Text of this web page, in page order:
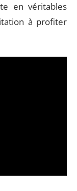
en véritables
à profiter